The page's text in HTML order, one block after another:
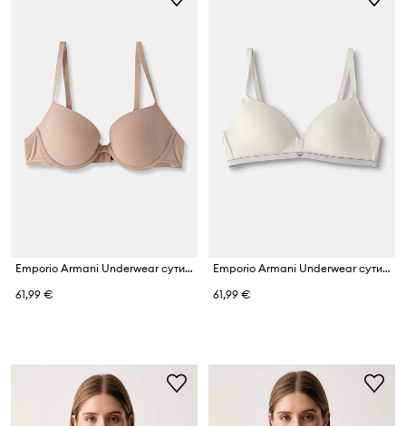
Emporio Armani Underwear сутиен от памук с еластан
61,99 €
Emporio Armani Underwear сутиен
61,99 €